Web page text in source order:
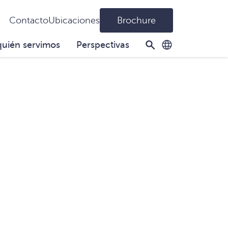
ContactoUbicaciones Brochure
servimos Perspectivas